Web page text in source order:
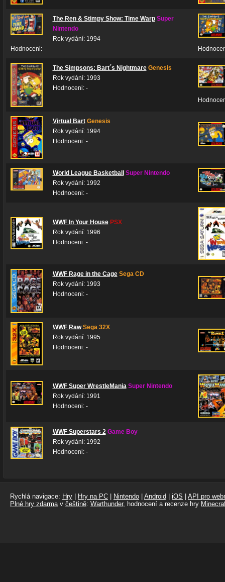
The Ren & Stimpy Show: Time Warp Super
Nintendo
Rok vydání: 1994
Hodnoceni: -
The Simpsons: Bart´s Nightmare Genesis
Rok vydání: 1993
Hodnoceni: -
Virtual Bart Genesis
Rok vydání: 1994
Hodnoceni: -
World League Basketball
Super Nintendo
Rok vydání: 1992
Hodnoceni: -
WWF In Your House PSX
Rok vydání: 1996
Hodnoceni: -
WWF Rage in the Cage Sega CD
Rok vydání: 1993
Hodnoceni: -
WWF Raw Sega 32X
Rok vydání: 1995
Hodnoceni: -
WWF Super WrestleMania Super Nintendo
Rok vydání: 1991
Hodnoceni: -
WWF Superstars 2 Game Boy
Rok vydání: 1992
Hodnoceni: -
Rychlá navigace: Hry Hry na PC Nintendo Android iOS
API pro
Plné hry zdarmav češtině: Warthunder, hodnocení a recenze hry